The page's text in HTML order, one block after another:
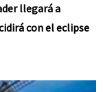
llegará a
con el eclipse